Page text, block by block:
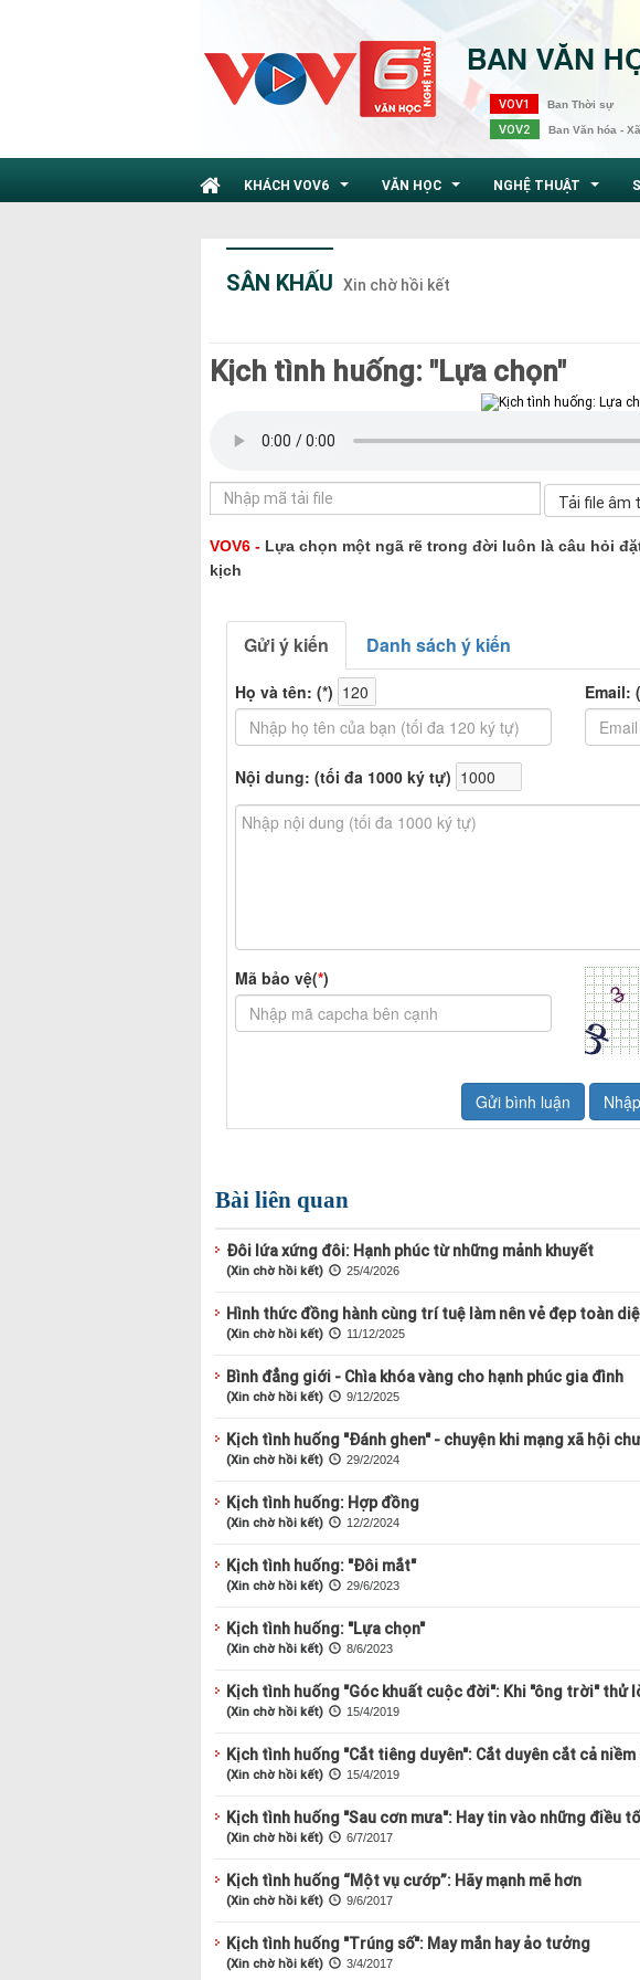
VOV1 Ban Thời sự
VOV2 Ban Văn hóa -
KHÁCH VOV6 VĂN HỌC NGHỆ THUẬT
SÂN KHẤU Xin chờ hồi kết
Kịch tình huống: "Lựa chọn"
VOV6 - Lựa chọn một ngã rẽ trong đời luôn là câu hỏi
kịch
Bài liên quan
Đôi lứa xứng đôi: Hạnh phúc từ những mảnh khuyết
(Xin chờ hồi kết) 25/4/2026
Hình thức đồng hành cùng trí tuệ làm nên vẻ đẹp toàn
(Xin chờ hồi kết) 11/12/2025
Bình đẳng giới - Chìa khóa vàng cho hạnh phúc gia đình
(Xin chờ hồi kết) 9/12/2025
Kịch tình huống "Đánh ghen" - chuyện khi mạng xã hội
(Xin chờ hồi kết) 29/2/2024
Kịch tình huống: Hợp đồng
(Xin chờ hồi kết) 12/2/2024
Kịch tình huống: "Đôi mắt"
(Xin chờ hồi kết) 29/6/2023
Kịch tình huống: "Lựa chọn"
(Xin chờ hồi kết) 8/6/2023
Kịch tình huống "Góc khuất cuộc đời": Khi "ông trời" thử
(Xin chờ hồi kết) 15/4/2019
Kịch tình huống "Cắt tiêng duyên": Cắt duyên cắt cả
(Xin chờ hồi kết) 15/4/2019
Kịch tình huống "Sau cơn mưa": Hay tin vào những điều
(Xin chờ hồi kết) 6/7/2017
Kịch tình huống “Một vụ cướp”: Hãy mạnh mẽ hơn
(Xin chờ hồi kết) 9/6/2017
Kịch tình huống "Trúng số": May mắn hay ảo tưởng
(Xin chờ hồi kết) 3/4/2017